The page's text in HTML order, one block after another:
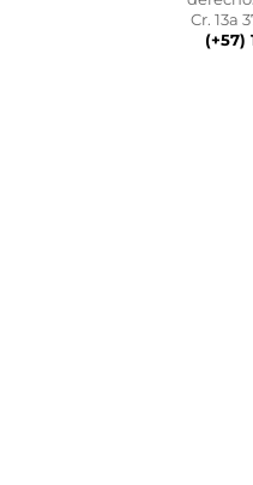
Cr. 13a
(+57)